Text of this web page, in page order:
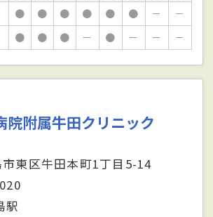
● ● ● ● ● ● －
－
● ● ● － ● － － －
院附属牛田クリニック
東区牛田本町1丁目5-14
駅